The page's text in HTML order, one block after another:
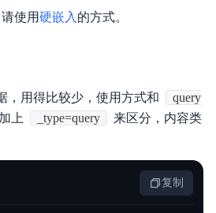
使用硬嵌入 的方式。
，用得比较少，使用方式和
query
上 _type=query
来区分，内容类
复制